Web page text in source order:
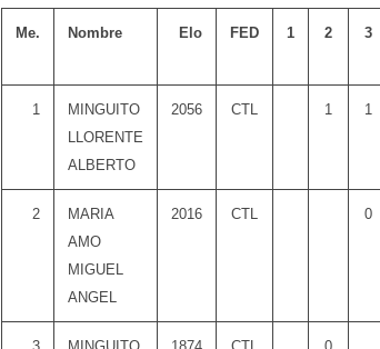
Me. Nombre Elo FED 1 2 3
1
MINGUITO
LLORENTE
ALBERTO
2056 CTL 1 1
2
MARIA
AMO
MIGUEL
ANGEL
2016 CTL 0